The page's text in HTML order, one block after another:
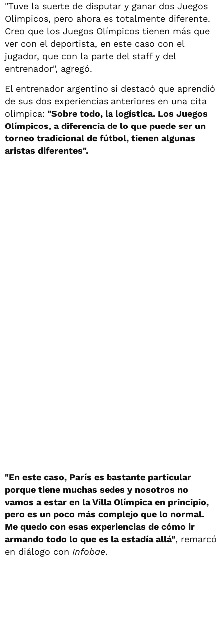
"Tuve la suerte de disputar y ganar dos Juegos
Olímpicos, pero ahora es totalmente diferente.
Creo que los Juegos Olímpicos tienen más que
ver con el deportista, en este caso con el
jugador, que con la parte del staff y del
entrenador", agregó.
El entrenador argentino si destacó que aprendió
de sus dos experiencias anteriores en una cita
olímpica: "Sobre todo, la logística. Los Juegos
Olímpicos, a diferencia de lo que puede ser un
torneo tradicional de fútbol, tienen algunas
aristas diferentes".
"En este caso, París es bastante particular
porque tiene muchas sedes y nosotros no
vamos a estar en la Villa Olímpica en principio,
pero es un poco más complejo que lo normal.
Me quedo con esas experiencias de cómo ir
armando todo lo que es la estadía allá", remarcó
en diálogo con Infobae.